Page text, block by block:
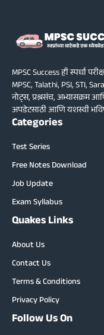
MPSC Success ही स्पर्धा
MPSC, Talathi, PSI, STI,
नोट्स, प्रश्नसंच, अभ्यासक्रम
अपडेटसाठी आणि यशस्वी
Categories
Test Series
Free Notes Download
Job Update
Exam Syllabus
Quakes Links
About Us
Contact Us
Terms & Conditions
Privacy Policy
Follow Us On